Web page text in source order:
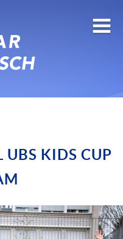
UBS KIDS CUP